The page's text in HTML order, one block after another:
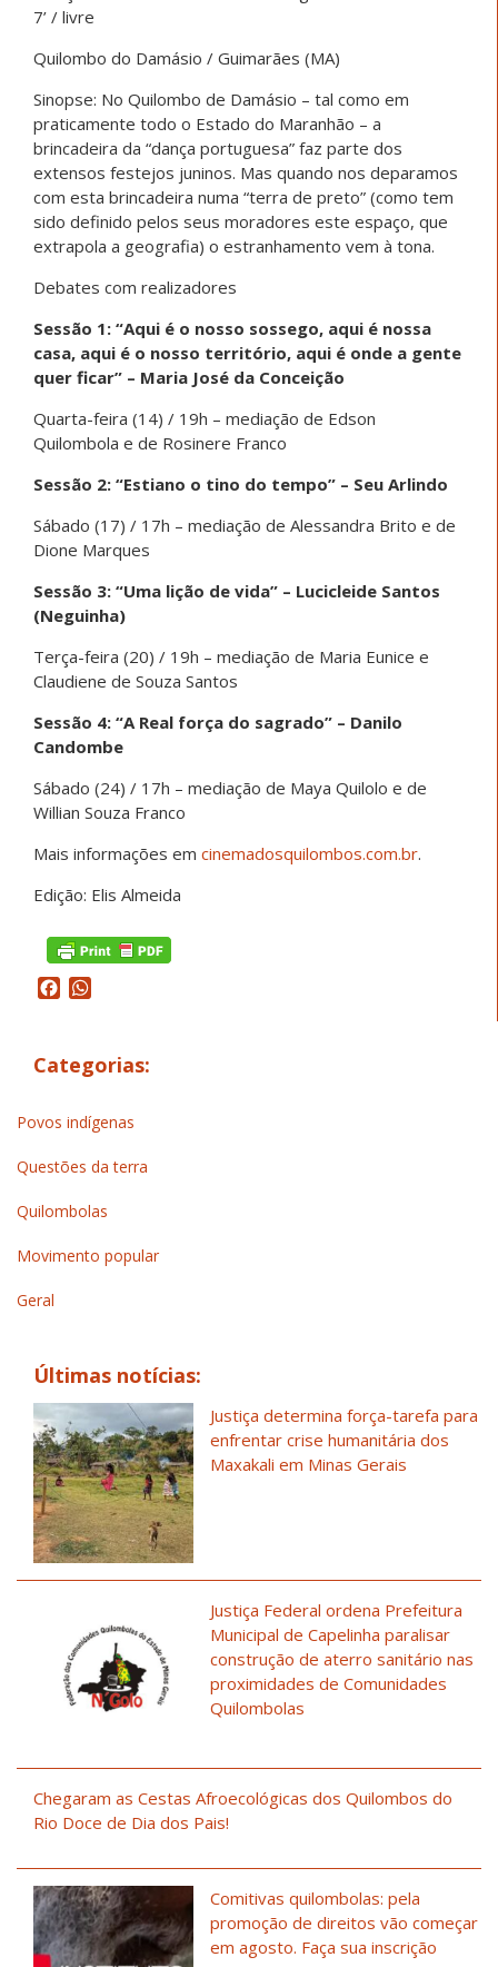
7’ / livre
Quilombo do Damásio / Guimarães (MA)
Sinopse: No Quilombo de Damásio – tal como em
praticamente todo o Estado do Maranhão – a
brincadeira da “dança portuguesa” faz parte dos
extensos festejos juninos. Mas quando nos deparamos
com esta brincadeira numa “terra de preto” (como tem
sido definido pelos seus moradores este espaço, que
extrapola a geografia) o estranhamento vem à tona.
Debates com realizadores
Sessão 1: “Aqui é o nosso sossego, aqui é nossa
casa, aqui é o nosso território, aqui é onde a gente
quer ficar” – Maria José da Conceição
Quarta-feira (14) / 19h – mediação de Edson
Quilombola e de Rosinere Franco
Sessão 2: “Estiano o tino do tempo” – Seu Arlindo
Sábado (17) / 17h – mediação de Alessandra Brito e de
Dione Marques
Sessão 3: “Uma lição de vida” – Lucicleide Santos
(Neguinha)
Terça-feira (20) / 19h – mediação de Maria Eunice e
Claudiene de Souza Santos
Sessão 4: “A Real força do sagrado” – Danilo
Candombe
Sábado (24) / 17h – mediação de Maya Quilolo e de
Willian Souza Franco
Mais informações em cinemadosquilombos.com.br.
Edição: Elis Almeida
Facebook
Categorias:
Povos indígenas
Questões da terra
Quilombolas
Movimento popular
Geral
Últimas notícias:
Justiça determina força-tarefa para
enfrentar crise humanitária dos
Maxakali em Minas Gerais
Justiça Federal ordena Prefeitura
Municipal de Capelinha paralisar
construção de aterro sanitário nas
proximidades de Comunidades
Quilombolas
Chegaram as Cestas Afroecológicas dos Quilombos do
Rio Doce de Dia dos Pais!
Comitivas quilombolas: pela
promoção de direitos vão começar
em agosto. Faça sua inscrição